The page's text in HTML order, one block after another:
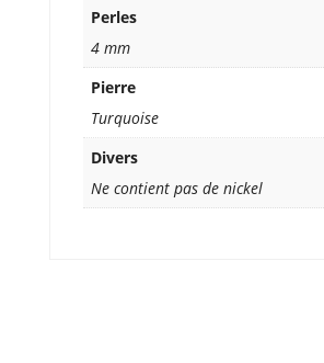
Perles
4 mm
Pierre
Turquoise
Divers
Ne contient pas de nickel